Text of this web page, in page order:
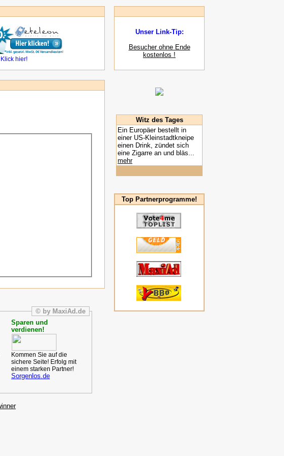
Unser Link-Tip:
Besucher ohne Ende
kostenlos !
© by MaxiAd.de
Sparen und
verdienen!
Kommen Sie auf die
sichere Seite! Erfolg mit
einem starken Partner!
Sorgenlos.de
Witz des Tages
Ein Europäer bestellt in
einer US-Kleinstadtkneipe
einen Drink, zündet sich
eine Zigarre an und bläs...
mehr
Top Partnerprogramme!